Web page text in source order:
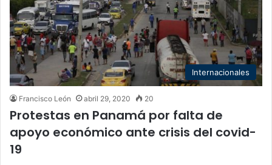
Internacionales
Francisco León abril 29, 2020 20
Protestas en Panamá por falta de
apoyo económico ante crisis del covid-
19